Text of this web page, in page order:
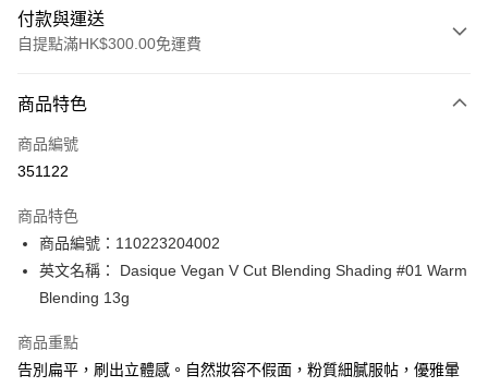
付款與運送
自提點滿HK$300.00免運費
信用卡
Apple Pay
PayMe
WeChat Pay
送貨方式
商品特色
商品編號
351122
商品特色
商品編號：110223204002
英文名稱： Dasique Vegan V Cut Blending Shading #01 Warm
Blending 13g
商品重點
告別扁平，刷出立體感。自然妝容不假面，粉質細膩服帖，優雅暈